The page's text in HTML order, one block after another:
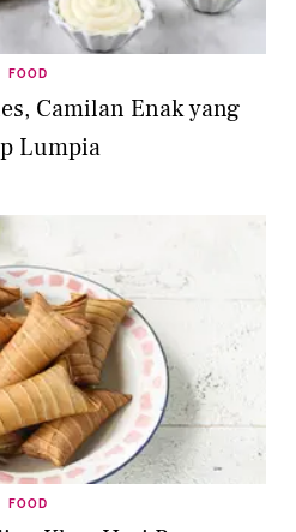
FOOD
Camilan Enak yang
Lumpia
FOOD